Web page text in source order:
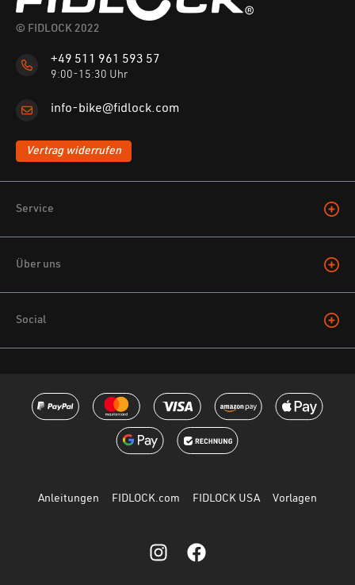
© FIDLOCK 2022
+49 511 961 593 57
9:00-15:30 Uhr
info-bike@fidlock.com
Vertrag widerrufen
Service
Über uns
Social
Anleitungen FIDLOCK.com FIDLOCK USA Vorlagen